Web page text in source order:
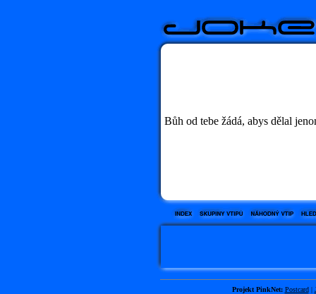
Bůh od tebe žádá, abys dělal
Projekt PinkNet: Postcard|